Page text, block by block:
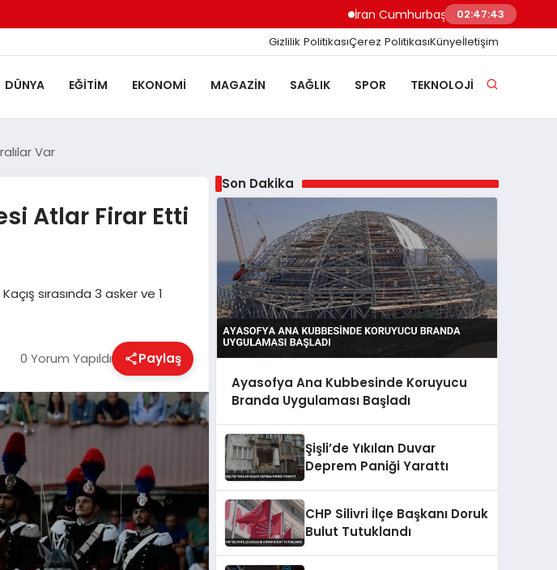
İran Cumhurbaşkanı Pezeşkiyan Ekonomik
02:47:44
Gizlilik PolitikasıÇerez PolitikasıKünyeİletişim
DÜNYA EĞITIM EKONOMI MAGAZIN SAĞLIK SPOR TEKNOLOJI
Var
Atlar Firar Etti
sırasında 3 asker ve 1
0 Yorum Yapıldı Paylaş
Son Dakika
Ayasofya Ana Kubbesinde Koruyucu
Branda Uygulaması Başladı
Şişli’de Yıkılan Duvar
Deprem Paniği Yarattı
CHP Silivri İlçe Başkanı Doruk
Bulut Tutuklandı